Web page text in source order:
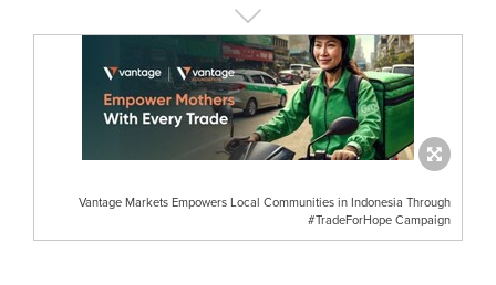
Vantage Markets Empowers Local Communities in Indonesia Through
#TradeForHope Campaign